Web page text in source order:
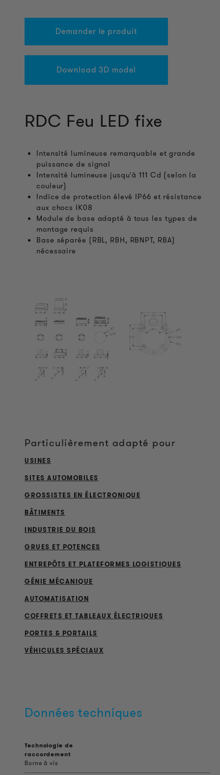
Demander le produit
Download 3D model
RDC Feu LED fixe
Intensité lumineuse remarquable et grande
puissance de signal
Intensité lumineuse jusqu'à 111 Cd (selon la
couleur)
Indice de protection élevé IP66 et résistance
aux chocs IK08
Module de base adapté à tous les types de
montage requis
Base séparée (RBL, RBH, RBNPT, RBA)
nécessaire
Particulièrement adapté pour
USINES
SITES AUTOMOBILES
GROSSISTES EN ÉLECTRONIQUE
BÂTIMENTS
INDUSTRIE DU BOIS
GRUES ET POTENCES
ENTREPÔTS ET PLATEFORMES LOGISTIQUES
GÉNIE MÉCANIQUE
AUTOMATISATION
COFFRETS ET TABLEAUX ÉLECTRIQUES
PORTES & PORTAILS
VÉHICULES SPÉCIAUX
Données techniques
Technologie de
raccordement
Borne à vis